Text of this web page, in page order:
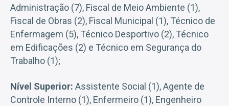
Administração (7), Fiscal de Meio Ambiente (1),
Fiscal de Obras (2), Fiscal Municipal (1), Técnico de
Enfermagem (5), Técnico Desportivo (2), Técnico
em Edificações (2) e Técnico em Segurança do
Trabalho (1);
Nível Superior: Assistente Social (1), Agente de
Controle Interno (1), Enfermeiro (1), Engenheiro